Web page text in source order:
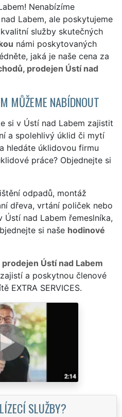
Nenabízíme
Labem, ale poskytujeme
služby skutečných
námi poskytovaných
jaká je naše cena za
prodejen Ústí nad
MŮŽEME NABÍDNOUT
si v Ústí nad Labem zajistit
a spolehlivý úklid či mytí
hledáte úklidovou firmu
práce? Objednejte si
odpadů, montáž
dřeva, vrtání poliček nebo
nad Labem řemeslníka,
si naše hodinové
Ústí nad Labem
a poskytnou členové
EXTRA SERVICES.
SLUŽBY?